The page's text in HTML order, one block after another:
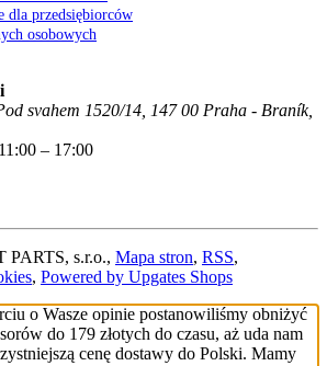
dla przedsiębiorców
osobowych
svahem 1520/14 147 00 Praha - Braník,
– 17:00
PARTS, s.r.o., Mapa stron, RSS,
, Powered by Upgates Shops
o Wasze opinie postanowiliśmy obniżyć
do 179 złotych do czasu, aż uda nam
cenę dostawy do Polski. Mamy